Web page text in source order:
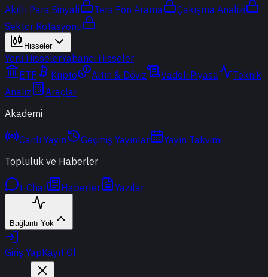
Akıllı Para Sinyali
Ters Fon Arama
Çakışma Analizi
Sektör Rotasyonu
Hisseler
Yerli HisselerYabancı Hisseler
ETF
Kripto Altın & Döviz Vadeli Piyasa
Teknik
Analiz
Araçlar
Akademi
Canlı Yayın Geçmiş Yayınlar
Yayın Takvimi
Topluluk ve Haberler
t-Chat Haberler Yazılar
Bağlantı Yok
Giriş YapKayıt Ol